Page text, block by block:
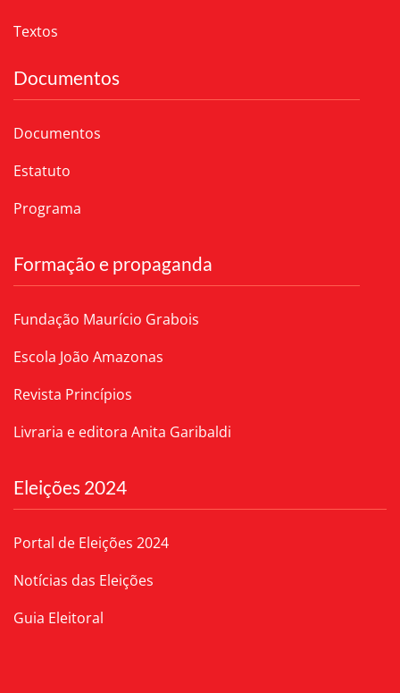
Textos
Documentos
Documentos
Estatuto
Programa
Formação e propaganda
Fundação Maurício Grabois
Escola João Amazonas
Revista Princípios
Livraria e editora Anita Garibaldi
Eleições 2024
Portal de Eleições 2024
Notícias das Eleições
Guia Eleitoral